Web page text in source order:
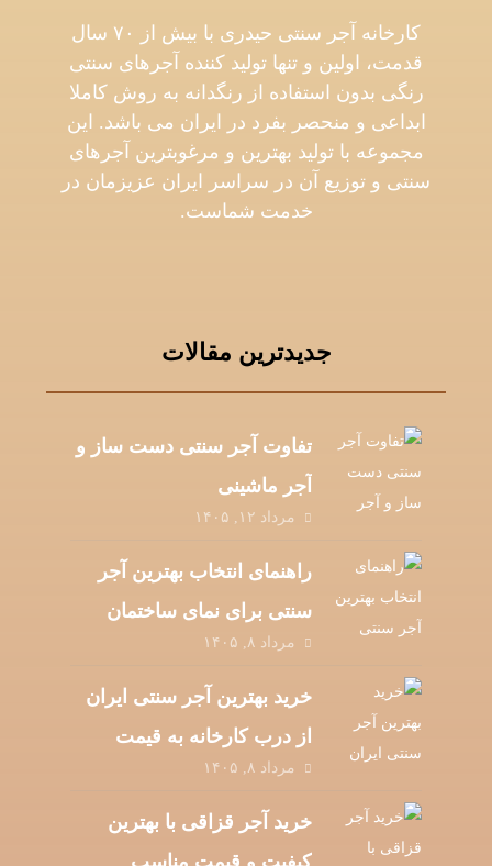
کارخانه آجر سنتی حیدری با بیش از ۷۰ سال
قدمت، اولین و تنها تولید کننده آجرهای سنتی
رنگی بدون استفاده از رنگدانه به روش کاملا
ابداعی و منحصر بفرد در ایران می باشد. این
مجموعه با تولید بهترین و مرغوبترین آجرهای
سنتی و توزیع آن در سراسر ایران عزیزمان در
خدمت شماست.
جدیدترین مقالات
تفاوت آجر سنتی دست‌ ساز و
آجر ماشینی
مرداد ۱۲, ۱۴۰۵
راهنمای انتخاب بهترین آجر
سنتی برای نمای ساختمان
مرداد ۸, ۱۴۰۵
خرید بهترین آجر سنتی ایران
از درب کارخانه به قیمت
عمده
مرداد ۸, ۱۴۰۵
خرید آجر قزاقی با بهترین
کیفیت و قیمت مناسب